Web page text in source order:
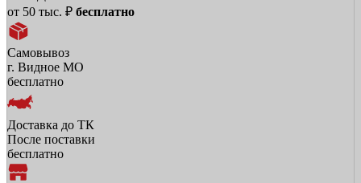
от 50 тыс. ₽ бесплатно
Самовывоз
г. Видное МО
бесплатно
Доставка до ТК
После поставки
бесплатно